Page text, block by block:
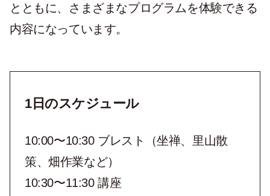
とともに、さまざまなプログラムを体験できる
内容になっています。
1日のスケジュール
10:00〜10:30 ブレスト（坐禅、里山散
策、畑作業など）
10:30〜11:30 講座